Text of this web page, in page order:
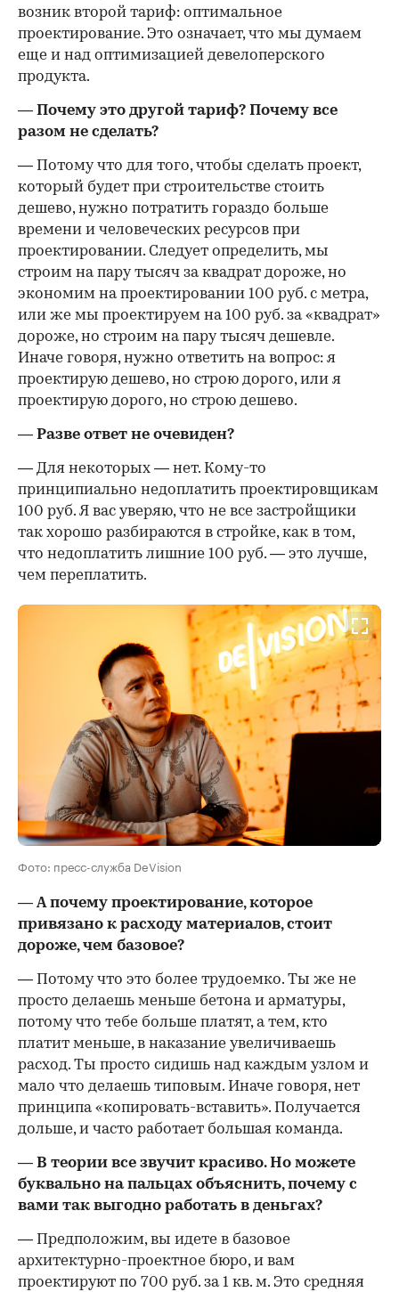
возник второй тариф: оптимальное
проектирование. Это означает, что мы думаем
еще и над оптимизацией девелоперского
продукта.
— Почему это другой тариф? Почему все
разом не сделать?
— Потому что для того, чтобы сделать проект,
который будет при строительстве стоить
дешево, нужно потратить гораздо больше
времени и человеческих ресурсов при
проектировании. Следует определить, мы
строим на пару тысяч за квадрат дороже, но
экономим на проектировании 100 руб. с метра,
или же мы проектируем на 100 руб. за «квадрат»
дороже, но строим на пару тысяч дешевле.
Иначе говоря, нужно ответить на вопрос: я
проектирую дешево, но строю дорого, или я
проектирую дорого, но строю дешево.
— Разве ответ не очевиден?
— Для некоторых — нет. Кому-то
принципиально недоплатить проектировщикам
100 руб. Я вас уверяю, что не все застройщики
так хорошо разбираются в стройке, как в том,
что недоплатить лишние 100 руб. — это лучше,
чем переплатить.
Фото: пресс-служба DeVision
— А почему проектирование, которое
привязано к расходу материалов, стоит
дороже, чем базовое?
— Потому что это более трудоемко. Ты же не
просто делаешь меньше бетона и арматуры,
потому что тебе больше платят, а тем, кто
платит меньше, в наказание увеличиваешь
расход. Ты просто сидишь над каждым узлом и
мало что делаешь типовым. Иначе говоря, нет
принципа «копировать-вставить». Получается
дольше, и часто работает большая команда.
— В теории все звучит красиво. Но можете
буквально на пальцах объяснить, почему с
вами так выгодно работать в деньгах?
— Предположим, вы идете в базовое
архитектурно-проектное бюро, и вам
проектируют по 700 руб. за 1 кв. м. Это средняя